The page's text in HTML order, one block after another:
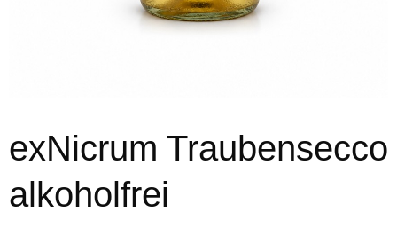
exNicrum Traubensecco
alkoholfrei